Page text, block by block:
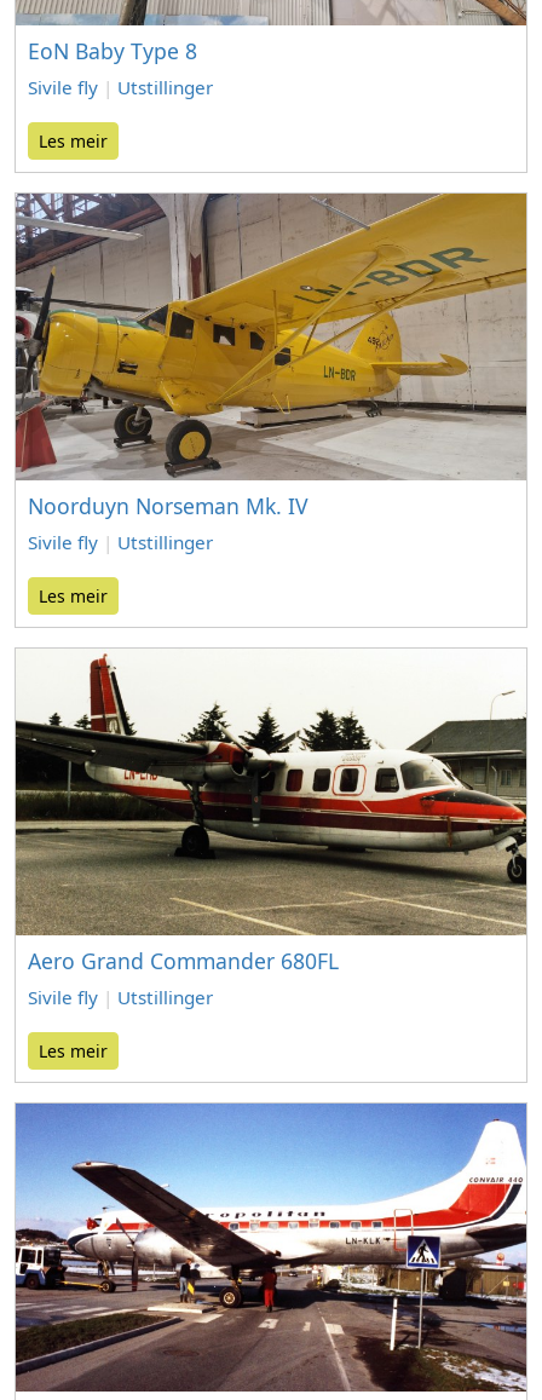
EoN Baby Type 8
Sivile fly | Utstillinger
Les meir
Noorduyn Norseman Mk. IV
Sivile fly | Utstillinger
Les meir
Aero Grand Commander 680FL
Sivile fly | Utstillinger
Les meir